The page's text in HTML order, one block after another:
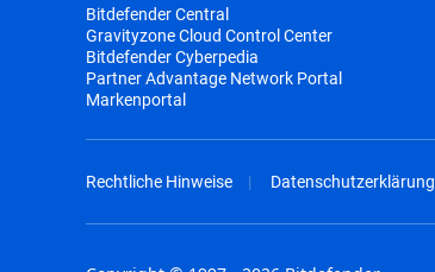
Bitdefender Central
Gravityzone Cloud Control Center
Bitdefender Cyberpedia
Partner Advantage Network Portal
Markenportal
Rechtliche Hinweise Datenschutzerklärung